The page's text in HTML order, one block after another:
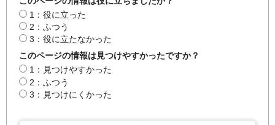
1：役に立った
2：ふつう
3：役に立たなかった
このページの情報は見つけやすかったですか？
1：見つけやすかった
2：ふつう
3：見つけにくかった